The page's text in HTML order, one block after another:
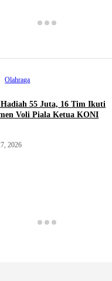
Olahraga
55 Juta, 16 Tim Ikuti
Voli Piala Ketua KONI
2026